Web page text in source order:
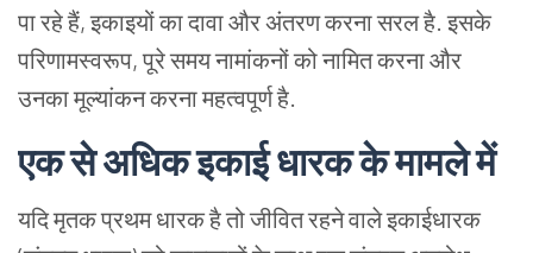
पारहेहैं, इकाइयोंकादावाऔरअंतरणकरनासरलहै. इसके
परिणामस्वरूप, पूरेसमयनामांकनोंकोनामितकरनाऔर
उनकामूल्यांकनकरनामहत्वपूर्णहै.
एकसेअधिकइकाईधारककेमामलेमें
यदिमृतकप्रथम धारकहैतोजीवितरहनेवालेइकाईधारक